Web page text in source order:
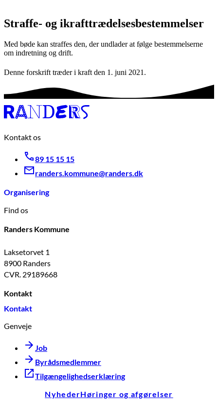
Straffe- og ikrafttrædelsesbestemmelser
Med bøde kan straffes den, der undlader at følge bestemmelserne
om indretning og drift.
Denne forskrift træder i kraft den 1. juni 2021.
Kontakt os
89 15 15 15
randers.kommune@randers.dk
Organisering
Find os
Randers Kommune
Laksetorvet 1
8900 Randers
CVR. 29189668
Kontakt
Kontakt
Genveje
Job
Byrådsmedlemmer
Tilgængelighedserklæring
NyhederHøringer og afgørelser